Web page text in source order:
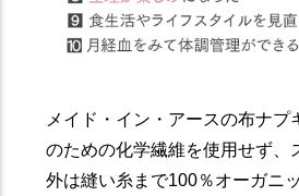
メイド・イン・アースの布ナプ
のための化学繊維を使用せず、
外は縫い糸まで100％オーガニ